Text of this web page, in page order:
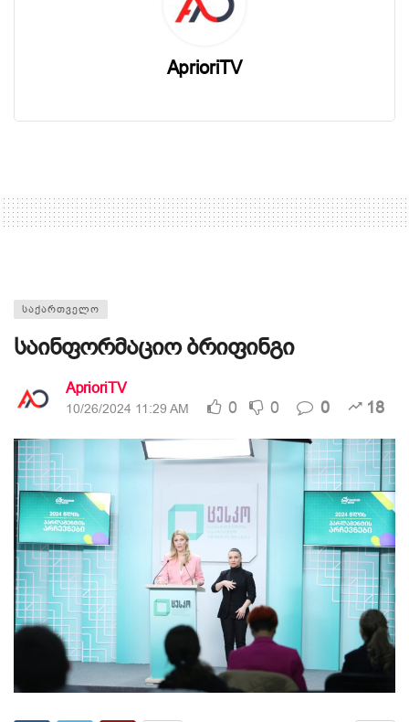
AprioriTV
ᲡᲐᲥᲐᲠᲗᲕᲔᲚᲝ
საინფორმაციო ბრიფინგი
AprioriTV
10/26/2024 11:29 AM 0 0 0 18